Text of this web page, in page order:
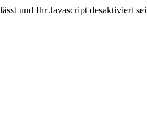
und Ihr Javascript desaktiviert